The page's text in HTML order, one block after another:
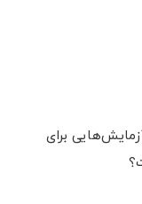
برای